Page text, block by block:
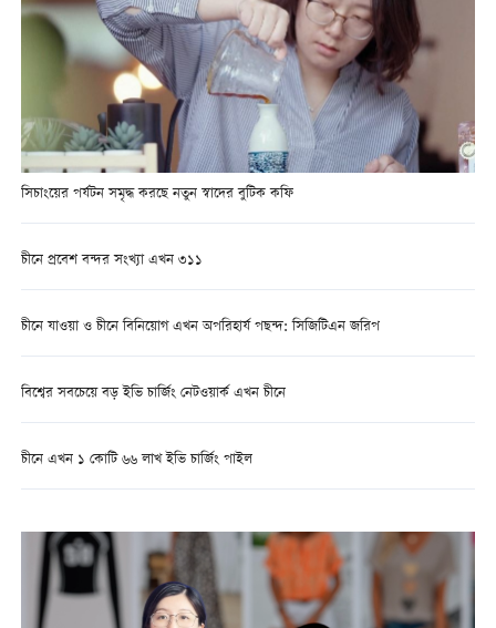
সিচাংয়ের পর্যটন সমৃদ্ধ করছে নতুন স্বাদের বুটিক কফি
চীনে প্রবেশ বন্দর সংখ্যা এখন ৩১১
চীনে যাওয়া ও চীনে বিনিয়োগ এখন অপরিহার্য পছন্দ: সিজিটিএন জরিপ
বিশ্বের সবচেয়ে বড় ইভি চার্জিং নেটওয়ার্ক এখন চীনে
চীনে এখন ১ কোটি ৬৬ লাখ ইভি চার্জিং পাইল